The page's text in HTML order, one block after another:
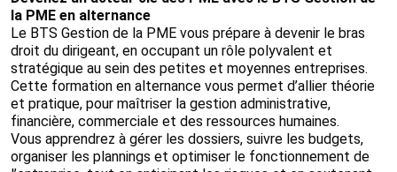
la PME en alternance
Le BTS Gestion de la PME vous prépare à devenir le bras
droit du dirigeant, en occupant un rôle polyvalent et
stratégique au sein des petites et moyennes entreprises.
Cette formation en alternance vous permet d’allier théorie
et pratique, pour maîtriser la gestion administrative,
financière, commerciale et des ressources humaines.
Vous apprendrez à gérer les dossiers, suivre les budgets,
organiser les plannings et optimiser le fonctionnement de